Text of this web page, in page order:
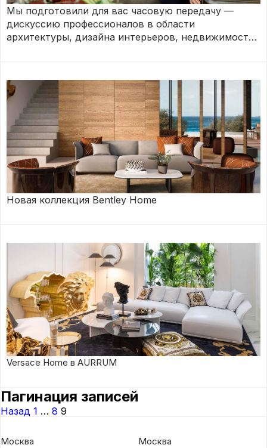
Мы подготовили для вас часовую передачу —
дискуссию профессионалов в области
архитектуры, дизайна интерьеров, недвижимости
Новая коллекция Bentley Home
Versace Home в AURRUM
Пагинация записей
Назад 1 … 8 9
Москва
Москва